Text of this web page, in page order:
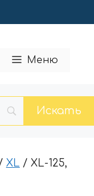
Меню
XL / XL-125,